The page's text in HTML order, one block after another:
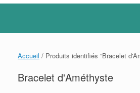
Accueil / Produits identifiés “Bracelet
Bracelet d'Améthyste